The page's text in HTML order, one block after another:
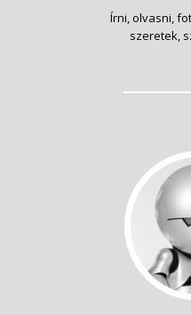
Írni, olvasni,
szeretek,